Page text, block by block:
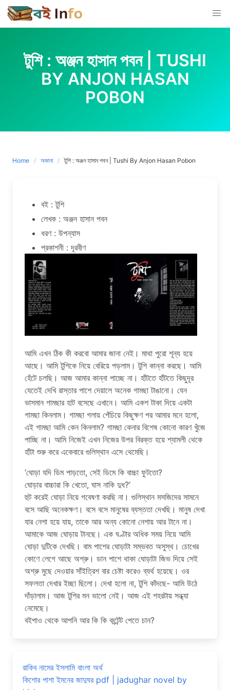
Skip
to
content
টুশি : অঞ্জন হাসান পবন | TUSHI
BY ANJON HASAN
POBON
Home অজানা টুশি : অঞ্জন হাসান পবন | Tushi By Anjon Hasan Pobon
বই : টুশি
লেখক : অঞ্জন হাসান পবন
ধরণ : উপন্যাস
প্রকাশনী : দূরবীণ
আমি এখন ঠিক কী করবো আমার জানা নেই। মাথা পুরো শূন্য হয়ে
আছে। আমি টুশিকে নিয়ে বেরিয়ে পড়লাম। টুশি কান্না করছে। আমি
হেঁটে চলছি। আজ আমার কান্না পাচ্ছে না। হাঁটতে হাঁটতে কিছুদূর
যেতেই দেখি রাস্তার পাশে দেয়ালে অনেক গামছা টাঙানো। যেন
ভাসমান গামছার হাট বসেছে এখানে। আমি একশ টাকা দিয়ে একটা
গামছা কিনলাম। গামছা গলায় পেঁচিয়ে কিছুক্ষণ পর আমার মনে হলো,
এই গামছা আমি কেন কিনলাম? গামছা কেনার বিশেষ কোনো কারণ খুঁজে
পাচ্ছি না। আমি নিজেই এখন নিজের উপর বিরক্ত হয়ে শ্যামলী থেকে
হাঁটা শুরু করে একেবারে গুলিস্থান এসে থেমেছি।
‘ঘোড়া যদি ডিম পাড়তো, সেই ডিমে কি বাচ্চা ফুটতো?
ঘোড়ার বাচ্চারা কি খেতো, ঘাস নাকি দুধ?’
হুট করেই ঘোড়া নিয়ে গবেষণা করছি না। গুলিস্থান মসজিদের সামনে
বসে আছি অনেকক্ষণ। বসে বসে মানুষের ব্যস্ততা দেখছি। মানুষ দেখা
যার নেশা হয়ে যায়, তাকে আর অন্য কোনো নেশায় আর টানে না।
আমাকে আজ ঘোড়ায় টানছে। এক ঘণ্টার অধিক সময় নিয়ে আমি
ঘোড়া দুটিকে দেখছি। বাম পাশের ঘোড়াটা সম্ভবত অসুস্থ। চোখের
কোণে লেগে আছে অশ্রু। ডান পাশে থাকা ঘোড়াটা জিভ দিয়ে সেই
অশ্রু মুছে দেওয়ার সাঁইত্রিশ বার চেষ্টা করেও ব্যর্থ হয়েছে। ওর
সফলতা দেখার ইচ্ছা ছিলো। দেখা হলো না, টুশি কাঁদছে- আমি উঠে
দাঁড়ালাম। আজ টুশির মন ভালো নেই। আজ এই শহরটায় সন্ধ্যা
নেমেছে।
বইপাও থেকে আপনি আর কি কি কন্টেন্ট পেতে চান?
রাকিব নামের ইসলামি বাংলা অর্থ
কিশোর পাশা ইমনের জাদুঘর pdf | jadughar novel by